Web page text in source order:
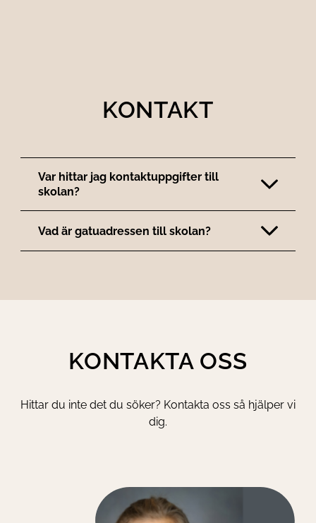
KONTAKT
Var hittar jag kontaktuppgifter till
skolan?
Vad är gatuadressen till skolan?
KONTAKTA OSS
Hittar du inte det du söker? Kontakta oss så hjälper vi
dig.